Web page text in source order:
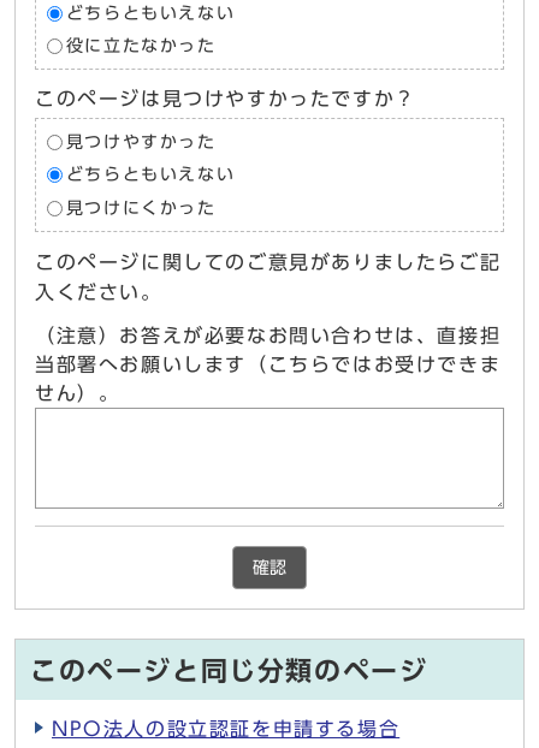
どちらともいえない
役に立たなかった
このページは見つけやすかったですか？
見つけやすかった
どちらともいえない
見つけにくかった
このページに関してのご意見がありましたらご記
入ください。
（注意）お答えが必要なお問い合わせは、直接担
当部署へお願いします（こちらではお受けできま
せん）。
確認
このページと同じ分類のページ
NPO法人の設立認証を申請する場合